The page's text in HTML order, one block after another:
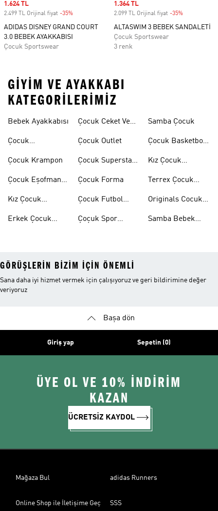
Sale price
1.624 TL
2.499 TL Orijinal fiyat -35%
ADIDAS DISNEY GRAND COURT
3.0 BEBEK AYAKKABISI
Çocuk Sportswear
Sale price
1.364 TL
2.099 TL Orijinal fiyat -35%
ALTASWIM 3 BEBEK SANDALETİ
Çocuk Sportswear
3 renk
GIYIM VE AYAKKABI
KATEGORILERIMIZ
Bebek Ayakkabısı
Çocuk
Çocuk Krampon
Çocuk Eşofman
Kız Çocuk
Erkek Çocuk
Çocuk Ceket Ve
Çocuk Outlet
Çocuk Superstar
Çocuk Forma
Çocuk Futbol
Çoçuk Spor
Samba Çocuk
Çocuk Basketbol
Kız Çocuk
Terrex Çocuk
Originals Cocuk
Samba Bebek
GÖRÜŞLERIN BIZIM IÇIN ÖNEMLI
Sana daha iyi hizmet vermek için çalışıyoruz ve geri bildirimine değer
veriyoruz
Başa dön
Giriş yap Sepetin (0)
ÜYE OL VE 10% İNDİRİM
KAZAN
ÜCRETSİZ KAYDOL
Mağaza Bul adidas Runners
Online Shop ile İletişime Geç SSS